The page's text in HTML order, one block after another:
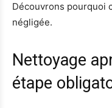
Découvrons pourquoi
négligée.
Nettoyage
étape